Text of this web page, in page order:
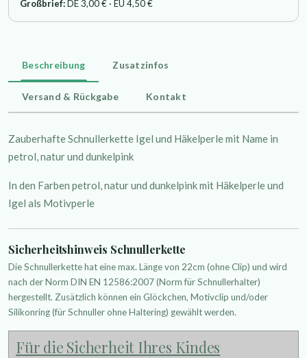
Großbrief: DE 3,00 € · EU 4,50 €
Beschreibung Zusatzinfos
Versand & Rückgabe Kontakt
Zauberhafte Schnullerkette Igel und Häkelperle mit Name in
petrol, natur und dunkelpink
In den Farben petrol, natur und dunkelpink mit Häkelperle und
Igel als Motivperle
Sicherheitshinweis Schnullerkette
Die Schnullerkette hat eine max. Länge von 22cm (ohne Clip) und wird
nach der Norm DIN EN 12586:2007 (Norm für Schnullerhalter)
hergestellt. Zusätzlich können ein Glöckchen, Motivclip und/oder
Silikonring (für Schnuller ohne Haltering) gewählt werden.
Für die Sicherheit Ihres Kindes